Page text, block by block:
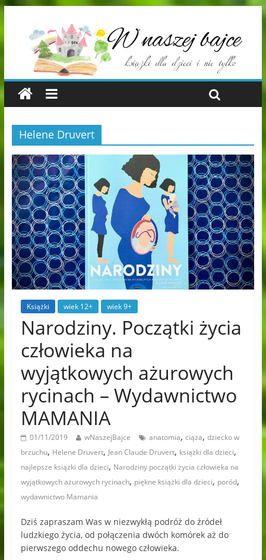
Helene Druvert
Książki wiek 12+ wiek 9+
Narodziny. Początki życia
człowieka na
wyjątkowych ażurowych
rycinach – Wydawnictwo
MAMANIA
01/11/2019 wNaszejBajce anatomia, ciąża, dziecko w
brzuchu, Helene Druvert, Jean Claude Druvert, książki dla dzieci,
najlepsze książki dla dzieci, Narodziny początki życia człowieka na
wyjątkowych ażurowych rycinach, piękne książki dla dzieci, poród,
wydawnictwo Mamania
Dziś zapraszam Was w niezwykłą podróż do źródeł
ludzkiego życia, od połączenia dwóch komórek aż do
pierwszego oddechu nowego człowieka.